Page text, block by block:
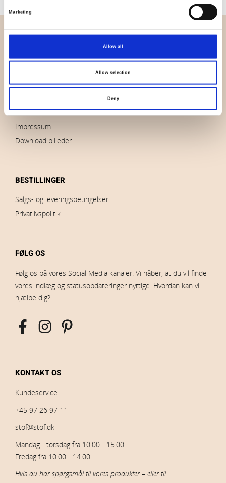
Marketing
Allow all
Allow selection
Deny
OVERSIGT
Nyheder
Brands
Impressum
Download billeder
BESTILLINGER
Salgs- og leveringsbetingelser
Privatlivspolitik
FØLG OS
Følg os på vores Social Media kanaler. Vi håber, at du vil finde
vores indlæg og statusopdateringer nyttige. Hvordan kan vi
hjælpe dig?
KONTAKT OS
Kundeservice
+45 97 26 97 11
stof@stof.dk
Mandag - torsdag fra 10:00 - 15:00
Fredag fra 10:00 - 14:00
Hvis du har spørgsmål til vores produkter – eller til